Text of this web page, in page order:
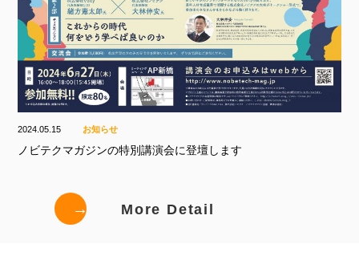
2024.05.15 お知らせ
ノビテクマガジンの特別講演会に登壇します
→ More Detail